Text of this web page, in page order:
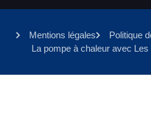
Mentions légales Politique
La pompe à chaleur avec